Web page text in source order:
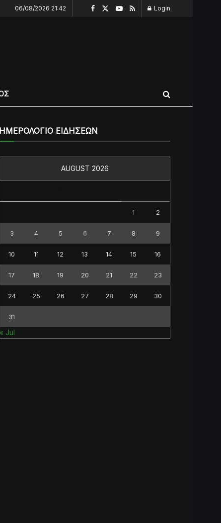
06/08/2026 21:42 Login
ΗΜΕΡΟΛΟΓΙΟ ΕΙΔΗΣΕΩΝ
AUGUST 2026
1 2
3 4 5 6 7 8 9
10 11 12 13 14 15 16
17 18 19 20 21 22 23
24 25 26 27 28 29 30
31
« Jul